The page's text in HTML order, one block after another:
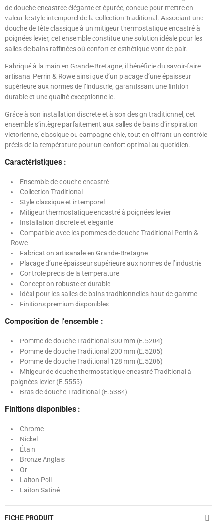
de douche encastrée élégante et épurée, conçue pour mettre en
valeur le style intemporel de la collection Traditional. Associant une
douche de tête classique à un mitigeur thermostatique encastré à
poignées levier, cet ensemble constitue une solution idéale pour les
salles de bains raffinées où confort et esthétique vont de pair.
Fabriqué à la main en Grande-Bretagne, il bénéficie du savoir-faire
artisanal Perrin & Rowe ainsi que d’un placage d’une épaisseur
supérieure aux normes de l’industrie, garantissant une finition
durable et une qualité exceptionnelle.
Grâce à son installation discrète et à son design traditionnel, cet
ensemble s’intègre parfaitement aux salles de bains d’inspiration
victorienne, classique ou campagne chic, tout en offrant un contrôle
précis de la température pour un confort optimal au quotidien.
Caractéristiques :
Ensemble de douche encastré
Collection Traditional
Style classique et intemporel
Mitigeur thermostatique encastré à poignées levier
Installation discrète et élégante
Compatible avec les pommes de douche Traditional Perrin &
Rowe
Fabrication artisanale en Grande-Bretagne
Placage d’une épaisseur supérieure aux normes de l’industrie
Contrôle précis de la température
Conception robuste et durable
Idéal pour les salles de bains traditionnelles haut de gamme
Finitions premium disponibles
Composition de l’ensemble :
Pomme de douche Traditional 300 mm (E.5204)
Pomme de douche Traditional 200 mm (E.5205)
Pomme de douche Traditional 128 mm (E.5206)
Mitigeur de douche thermostatique encastré Traditional à
poignées levier (E.5555)
Bras de douche Traditional (E.5384)
Finitions disponibles :
Chrome
Nickel
Étain
Bronze Anglais
Or
Laiton Poli
Laiton Satiné
FICHE PRODUIT